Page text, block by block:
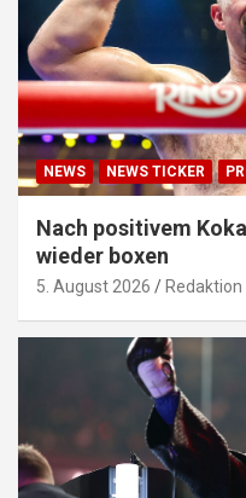
NEWS NEWS TICKER
Nach positivem
wieder boxen
5. August 2026 Redaktion